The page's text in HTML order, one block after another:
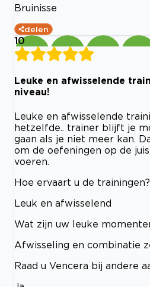
Bruinisse
delen
10
Leuke en afwisselende
niveau!
Leuke en afwisselende
hetzelfde.. trainer blijft je
gaan als je niet meer kan.
om de oefeningen op de
voeren.
Hoe ervaart u de trainingen?
Leuk en afwisselend
Wat zijn uw leuke
Afwisseling en combinatie
Raad u Vencera bij andere